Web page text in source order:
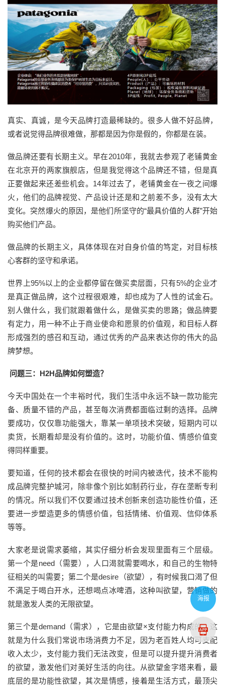
真实、真诚，是今天品牌打造最稀缺的。很多人做不好品牌，
或者说觉得品牌很难做，那都是因为你是假的，你都是在装。
做品牌还要有长期主义。早在2010年，我就去参观了老铺黄金
在北京开的两家旗舰店，但是我觉得这个品牌还不错，但是真
正要做起来还差些机会。14年过去了，老铺黄金在一夜之间爆
火，他们的品牌视觉、产品设计还是和之前差不多，没有太大
变化。突然爆火的原因，是他们所坚守的“最具价值的人群”开始
购买他们产品。
做品牌的长期主义，具体体现在对自身价值的笃定，对目标核
心客群的坚守和承诺。
世界上95%以上的企业都停留在做买卖层面，只有5%的企业才
是真正做品牌，这个过程很艰难，却也成为了人性的试金石。
别人做什么，我们就跟着做什么，是做买卖的思路；做品牌要
有定力，用一种不止于商业使命和愿景的价值观，和目标人群
形成强烈的感召和互动，通过优秀的产品来表达你的伟大的品
牌梦想。
问题三：H2H品牌如何塑造？
今天中国处在一个丰裕时代，我们生活中永远不缺一款功能完
备、质量不错的产品，甚至每次消费都面临过剩的选择。品牌
要成功，仅仅靠功能强大，靠某一单项技术突破，短期内可以
卖货，长期看却是没有价值的。这时，功能价值、情感价值变
得同样重要。
要知道，任何的技术都会在很快的时间内被迭代，技术不能构
成品牌完整护城河，除非像个别比如制药行业，存在垄断专利
的情况。所以我们不仅要通过技术创新来创造功能性价值，还
要进一步塑造更多的情感价值，包括情绪、价值观、信仰体系
等等。
大家老是说需求萎缩，其实仔细分析会发现里面有三个层级。
第一个是need（需要），人口渴就需要喝水，和自己的生物特
征相关的叫需要；第二个是desire（欲望），有时候我口渴了但
不满足于喝白开水，还想喝点冰啤酒，这种叫欲望，营销做的
就是激发人类的无限欲望。
第三个是demand（需求），它是由欲望×支付能力构成的。这
就是为什么我们常说市场消费力不足，因为老百姓人均可支配
收入太少，支付能力我们无法改变，但是可以提升提升消费者
的欲望，激发他们对美好生活的向往。从欲望金字塔来看，最
底层的是功能性欲望，其次是情感，接着是生活方式，最顶尖
海报